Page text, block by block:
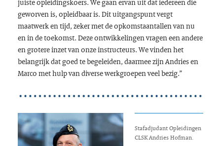
geworven is, opleidbaar is. Dit uitgangspunt vergt
maatwerk en tijd, zeker met de opkomstaantallen van nu
en in de toekomst. Deze ontwikkelingen vragen een andere
en grotere inzet van onze instructeurs. We vinden het
belangrijk dat goed te begeleiden, daarmee zijn Andries en
Marco met hulp van diverse werkgroepen veel bezig.”
Stafadjudant Opleidingen
CLSK Andries Hofman.